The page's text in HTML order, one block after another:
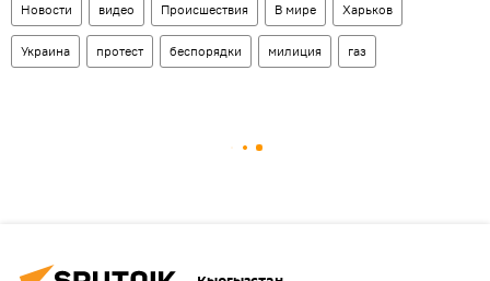
Новости видео Происшествия В мире Харьков
Украина протест беспорядки милиция газ